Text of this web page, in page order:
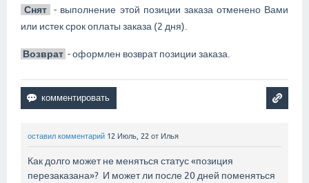
Снят
- выполнение этой позиции заказа отменено Вами
или истек срок оплаты заказа (2 дня).
Возврат - оформлен возврат позиции заказа.
оставил комментарий 12 Июль, 22 от Илья
Как долго может не меняться статус «позиция
перезаказана»? И может ли после 20 дней поменяться